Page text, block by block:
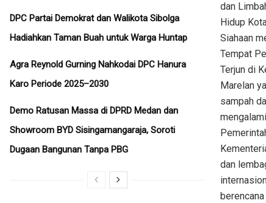
DPC Partai Demokrat dan Walikota Sibolga
Hadiahkan Taman Buah untuk Warga Huntap
Agra Reynold Gurning Nahkodai DPC Hanura
Karo Periode 2025–2030
Demo Ratusan Massa di DPRD Medan dan
Showroom BYD Sisingamangaraja, Soroti
Dugaan Bangunan Tanpa PBG
dan
Hidup
Siahaan
Tempat
Terjun di
Marelan
sampah
dan